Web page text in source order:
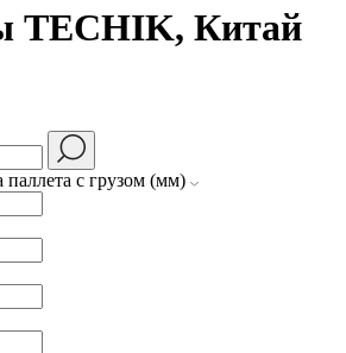
TECHIK, Китай
с грузом (мм)